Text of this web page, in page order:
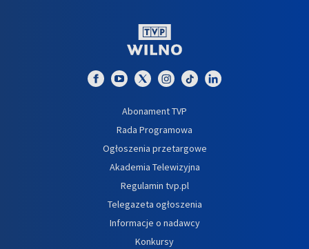
Abonament TVP
Rada Programowa
Ogłoszenia przetargowe
Akademia Telewizyjna
Regulamin tvp.pl
Telegazeta ogłoszenia
Informacje o nadawcy
Konkursy